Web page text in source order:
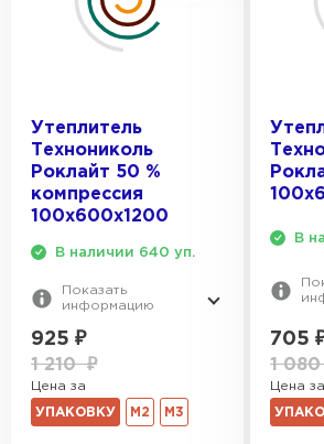
Утеплитель
Технониколь
Роклайт 50 %
компрессия
100х600х1200
В наличии 640 уп.
Показать
информацию
925 ₽
1 210₽
Цена за
УПАКОВКУ М2 М3
В
705
1
Цена за
Утеплитель
ПЕРЕЙТИ
Утеплитель